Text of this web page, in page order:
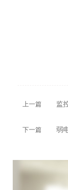
上一篇 监
下一篇 弱